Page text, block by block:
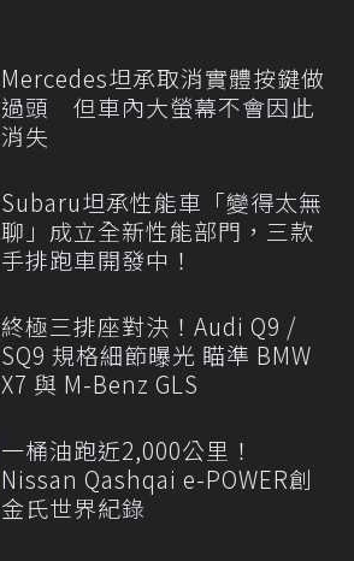
Mercedes坦承取消實體按鍵做
過頭 但車內大螢幕不會因此
消失
Subaru坦承性能車「變得太無
聊」成立全新性能部門，三款
手排跑車開發中！
終極三排座對決！Audi Q9 /
SQ9 規格細節曝光 瞄準 BMW
X7 與 M-Benz GLS
一桶油跑近2,000公里！
Nissan Qashqai e-POWER創
金氏世界紀錄